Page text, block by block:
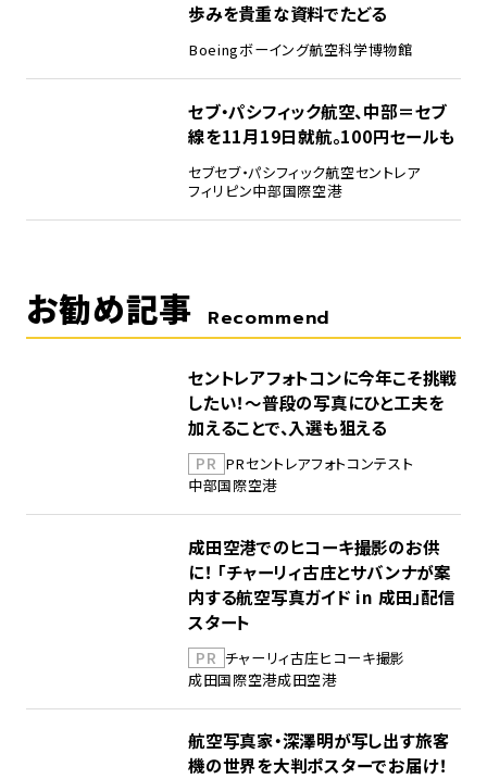
歩みを貴重な資料でたどる
Boeingボーイング航空科学博物館
セブ・パシフィック航空、中部＝セブ
線を11月19日就航。100円セールも
セブセブ・パシフィック航空セントレア
フィリピン中部国際空港
お勧め記事 Recommend
セントレアフォトコンに今年こそ挑戦
したい！～普段の写真にひと工夫を
加えることで、入選も狙える
PR PRセントレアフォトコンテスト
中部国際空港
成田空港でのヒコーキ撮影のお供
に！ 「チャーリィ古庄とサバンナが案
内する航空写真ガイド in 成田」配信
スタート
PR チャーリィ古庄ヒコーキ撮影
成田国際空港成田空港
航空写真家・深澤明が写し出す旅客
機の世界を大判ポスターでお届け！